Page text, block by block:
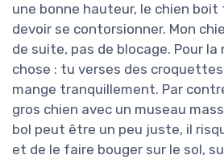
une bonne hauteur, le chien
devoir se contorsionner. Mon
de suite, pas de blocage. Pour
chose : tu verses des
mange tranquillement. Par
gros chien avec un museau
bol peut être un peu juste, il
et de le faire bouger sur le sol,